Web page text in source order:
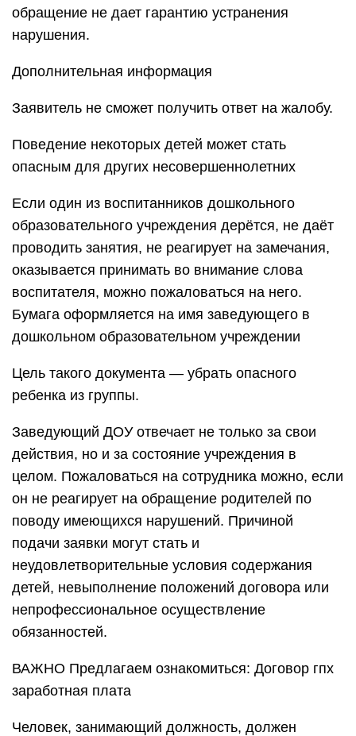
обращение не дает гарантию устранения
нарушения.
Дополнительная информация
Заявитель не сможет получить ответ на жалобу.
Поведение некоторых детей может стать
опасным для других несовершеннолетних
Если один из воспитанников дошкольного
образовательного учреждения дерётся, не даёт
проводить занятия, не реагирует на замечания,
оказывается принимать во внимание слова
воспитателя, можно пожаловаться на него.
Бумага оформляется на имя заведующего в
дошкольном образовательном учреждении
Цель такого документа — убрать опасного
ребенка из группы.
Заведующий ДОУ отвечает не только за свои
действия, но и за состояние учреждения в
целом. Пожаловаться на сотрудника можно, если
он не реагирует на обращение родителей по
поводу имеющихся нарушений. Причиной
подачи заявки могут стать и
неудовлетворительные условия содержания
детей, невыполнение положений договора или
непрофессиональное осуществление
обязанностей.
ВАЖНО Предлагаем ознакомиться: Договор гпх
заработная плата
Человек, занимающий должность, должен